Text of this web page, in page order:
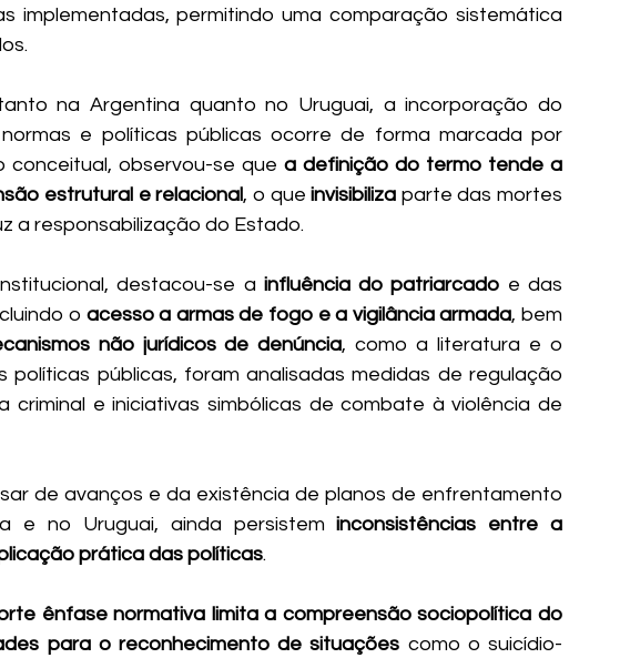
implementadas, permitindo uma comparação sistemática
na Argentina quanto no Uruguai, a incorporação do
e políticas públicas ocorre de forma marcada por
conceitual, observou-se que a definição do termo tende a
estrutural e relacional, o que invisibiliza parte das mortes
a responsabilização do Estado.
destacou-se a influência do patriarcado e das
o acesso a armas de fogo e a vigilância armada, bem
não jurídicos de denúncia, como a literatura e o
políticas públicas, foram analisadas medidas de regulação
criminal e iniciativas simbólicas de combate à violência de
de avanços e da existência de planos de enfrentamento
e no Uruguai, ainda persistem inconsistências entre a
prática das políticas.
ênfase normativa limita a compreensão sociopolítica do
para o reconhecimento de situações como o suicídio-